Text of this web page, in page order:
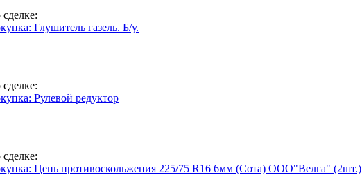
Глушитель газель. Б/у.
Рулевой редуктор
Цепь противоскольжения 225/75 R16 6мм (Сота) OOO"Велга" (2шт.)